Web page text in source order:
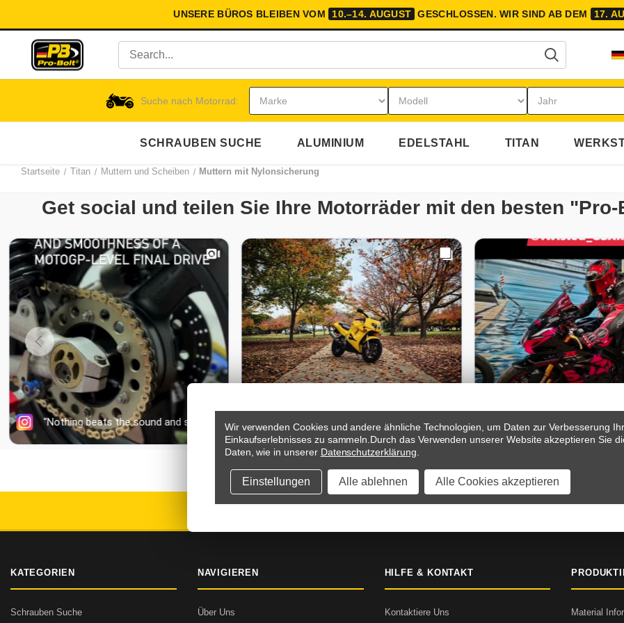
UNSERE BÜROS BLEIBEN VOM 10.–14. AUGUST GESCHLOSSEN. WIR SIND AB DEM 17.
Suche nach Motorrad:
SCHRAUBEN SUCHE ALUMINIUM EDELSTAHL TITAN
Startseite Titan Muttern und Scheiben Muttern mit Nylonsicherung
Get social und teilen Sie Ihre Motorräder mit den besten
KATEGORIEN
Schrauben Suche
NAVIGIEREN
Über Uns
HILFE & KONTAKT
Kontaktiere Uns Material
Wir verwenden Cookies und andere ähnliche Technologien, um Daten zur Verbesserung
Einkaufserlebnisses zu sammeln. Durch das Verwenden unserer Website akzeptieren Sie
Daten, wie in unserer Datenschutzerklärung
Einstellungen Alle ablehnen Alle Cookies akzeptieren